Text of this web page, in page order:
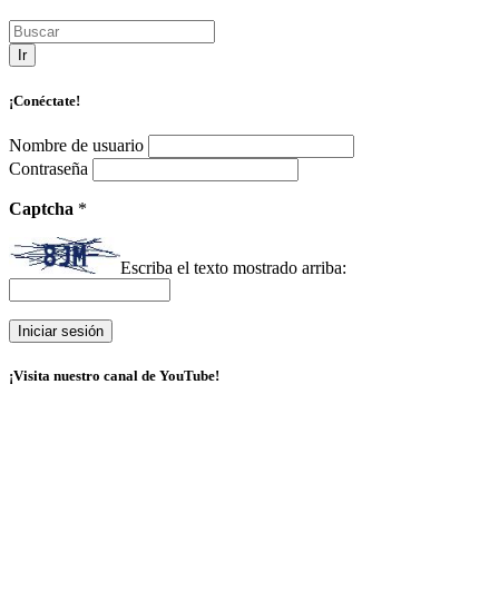
Ir
¡Conéctate!
Nombre de usuario
Contraseña
Captcha *
Escriba el texto mostrado arriba:
¡Visita nuestro canal de YouTube!